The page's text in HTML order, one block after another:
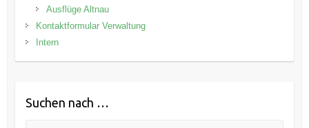
Ausflüge Altnau
Kontaktformular Verwaltung
Intern
Suchen nach …